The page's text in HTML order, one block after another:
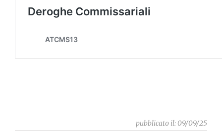
pubblicato il: 09/09/25